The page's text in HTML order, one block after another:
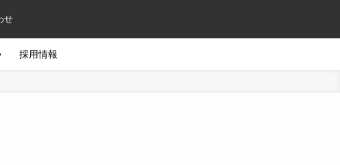
採用情報
せ